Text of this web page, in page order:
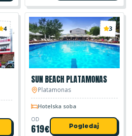
4 3
SUN BEACH PLATAMONAS
Platamonas
Hotelska soba
OD
619€ Pogledaj